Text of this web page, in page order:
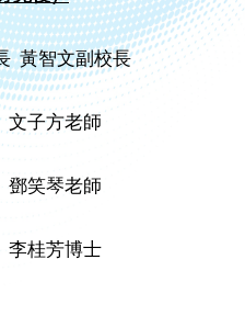
黃智文副校長
子方老師
笑琴老師
桂芳博士